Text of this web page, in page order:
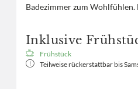
Badezimmer zum Wohlfühlen.
Inklusive
Frühstück
Teilweise rückerstattbar bis